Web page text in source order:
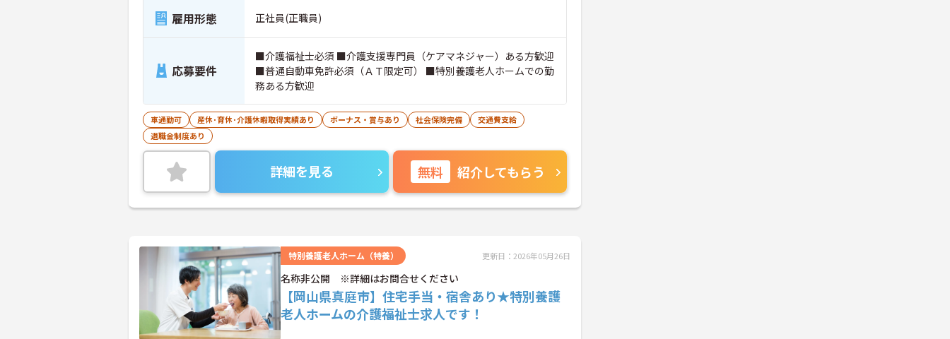
雇用形態 正社員(正職員)
応募要件
■介護福祉士必須 ■介護支援専門員（ケアマネジャー）ある方歓迎
■普通自動車免許必須（ＡＴ限定可） ■特別養護老人ホームでの勤
務ある方歓迎
車通勤可 産休･育休･介護休暇取得実績あり ボーナス・賞与あり 社会保険完備
交通費支給
退職金制度あり
詳細を見る 無料 紹介してもらう
特別養護老人ホーム（特養） 更新日：2026年05月26日
名称非公開 ※詳細はお問合せください
【岡山県真庭市】住宅手当・宿舎あり★特別養護
老人ホームの介護福祉士求人です！